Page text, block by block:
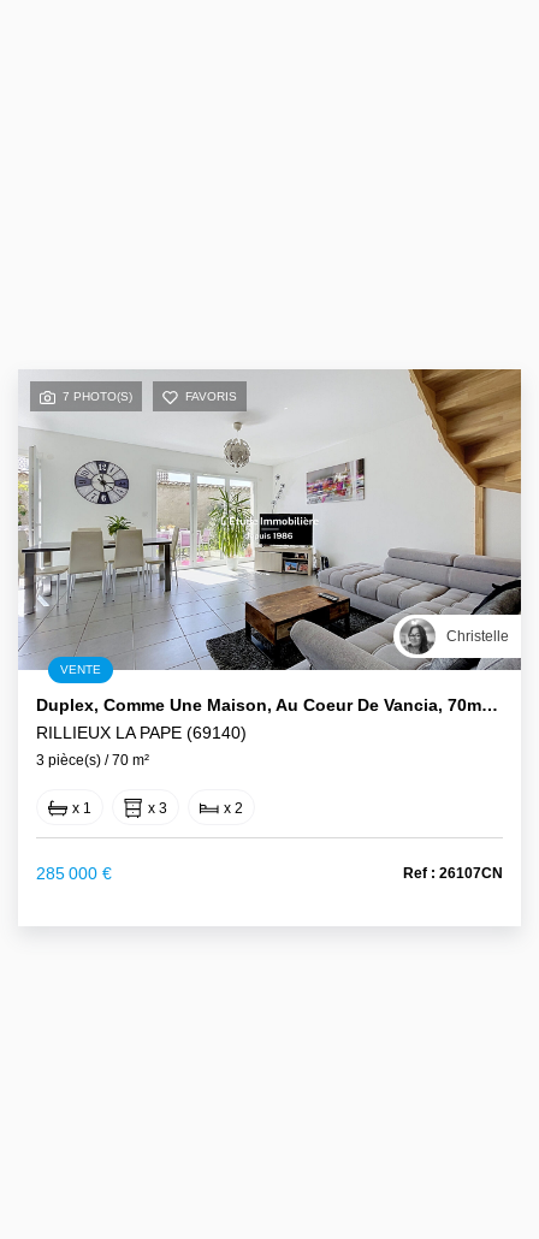
7 PHOTO(S) FAVORIS
Christelle
VENTE
Duplex, Comme Une Maison, Au Coeur De Vancia, 70m2 + Jardin De 35m2 Avec Place De Parking Privative
RILLIEUX LA PAPE (69140)
3 pièce(s) / 70 m²
x 1 x 3 x 2
285 000 € Ref : 26107CN